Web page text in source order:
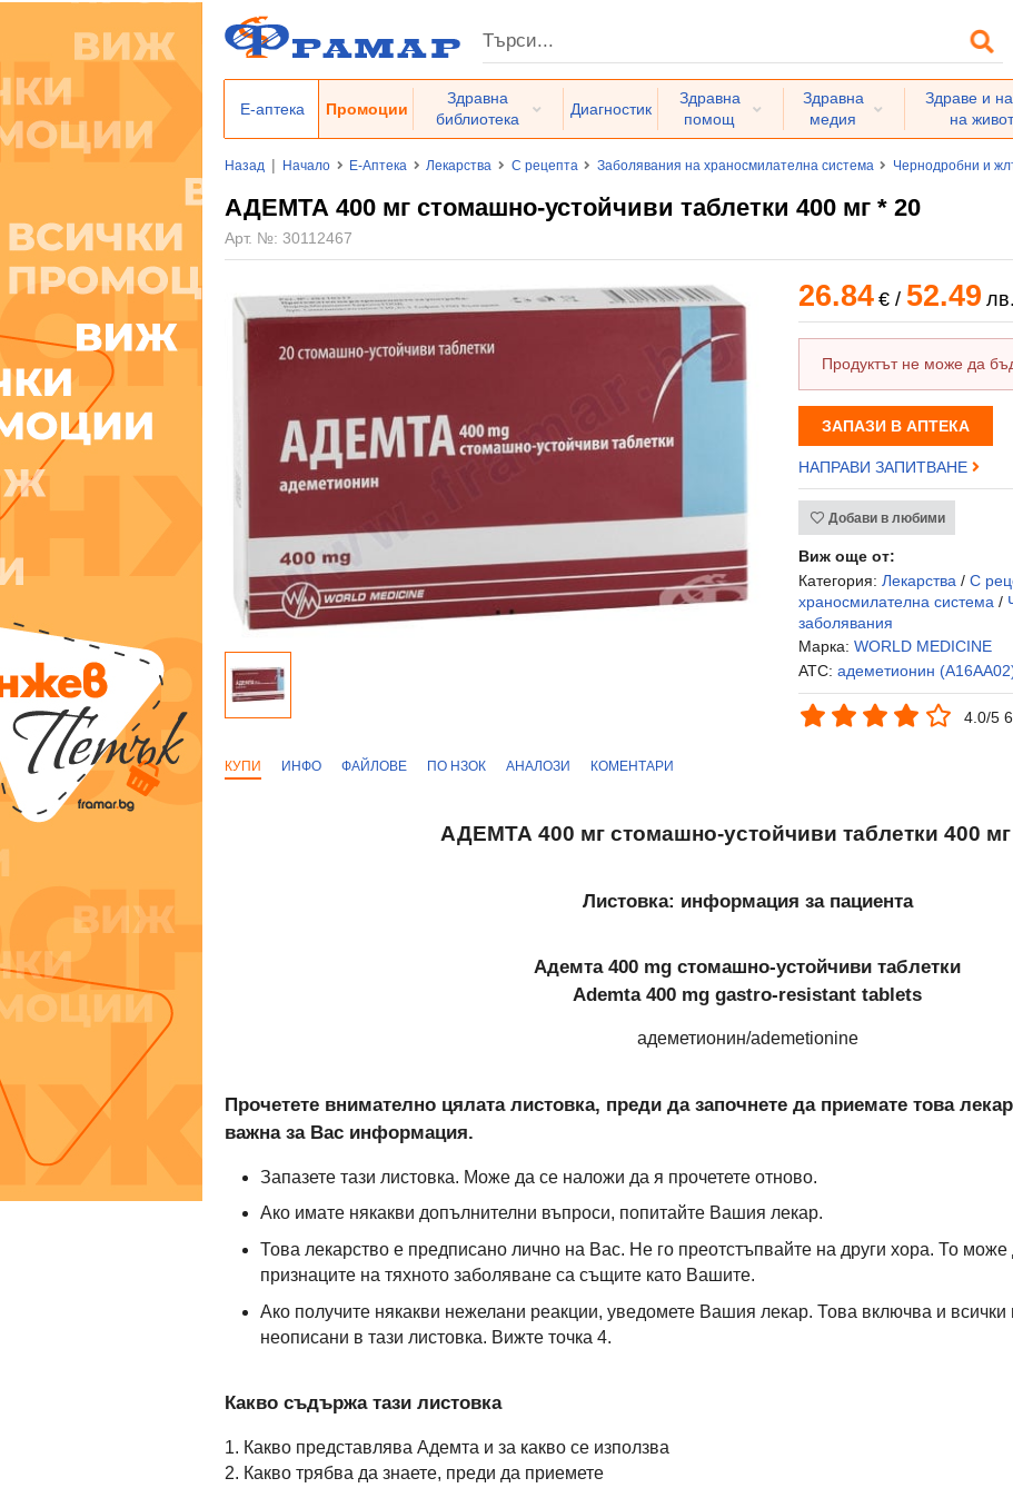
Е-аптека Промоции
Здравна
библиотека
Диагностик
Здравна
помощ
Здравна
медия
Здраве и
на
Назад | Начало Е-Аптека Лекарства С рецепта Заболявания на храносмилателна система Чернодробни и
АДЕМТА 400 мг стомашно-устойчиви таблетки 400 мг * 20
Арт. №: 30112467
26.84 €/ 52.49 лв.
Продуктът не може да
ЗАПАЗИ В АПТЕКА
НАПРАВИ ЗАПИТВАНЕ
Добави в любими
Виж още от:
Категория:Лекарства /С
храносмилателна система /
заболявания
Марка:WORLD MEDICINE
ATC:адеметионин
4.0/5
КУПИ ИНФО ФАЙЛОВЕ ПО НЗОК АНАЛОЗИ КОМЕНТАРИ
АДЕМТА 400 мг стомашно-устойчиви таблетки 400 мг
Листовка: информация за пациента
Адемта 400 mg стомашно-устойчиви таблетки
Ademta 400 mg gastro-resistant tablets
адеметионин/ademetionine
Прочетете внимателно цялата листовка, преди да започнете да приемате това
важна за Вас информация.
Запазете тази листовка. Може да се наложи да я прочетете отново.
Ако имате някакви допълнителни въпроси, попитайте Вашия лекар.
Това лекарство е предписано лично на Вас. Не го преотстъпвайте на други хора. То
признаците на тяхното заболяване са същите като Вашите.
Ако получите някакви нежелани реакции, уведомете Вашия лекар. Това включва и
неописани в тази листовка. Вижте точка 4.
Какво съдържа тази листовка
1. Какво представлява Адемта и за какво се използва
2. Какво трябва да знаете, преди да приемете